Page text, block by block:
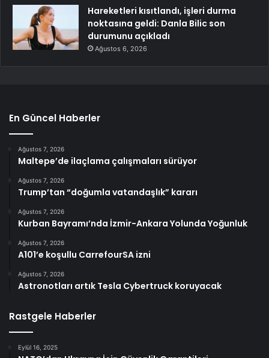
Hareketleri kısıtlandı, işleri durma
noktasına geldi: Danla Bilic son
durumunu açıkladı
Ağustos 6, 2026
En Güncel Haberler
Ağustos 7, 2026
Maltepe’de ilaçlama çalışmaları sürüyor
Ağustos 7, 2026
Trump’tan “doğumla vatandaşlık” kararı
Ağustos 7, 2026
Kurban Bayramı’nda İzmir-Ankara Yolunda Yoğunluk
Ağustos 7, 2026
A101’e koşullu CarrefourSA izni
Ağustos 7, 2026
Astronotları artık Tesla Cybertruck koruyacak
Rastgele Haberler
Eylül 16, 2025